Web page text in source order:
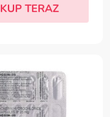
KUP TERAZ